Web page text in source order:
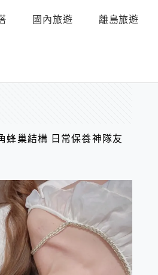
國內旅遊 離島旅遊
蜂巢結構 日常保養神隊友